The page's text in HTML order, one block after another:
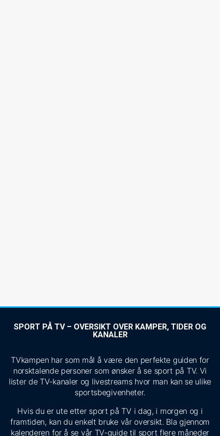
SPORT PÅ TV – OVERSIKT OVER KAMPER, TIDER OG
KANALER
TVkampen har som mål å være den perfekte guiden for
norsktalende personer som ønsker å se sport på TV. Vi
lister de TV-kanaler og livestreams hvor man kan se ulike
sportsbegivenheter.
Hvis du er ute etter sport på TV i dag, i morgen og i
framtiden, kan du enkelt bruke vår oversikt. Bla gjennom
kalenderen for å se vår TV-guide til sport flere måneder